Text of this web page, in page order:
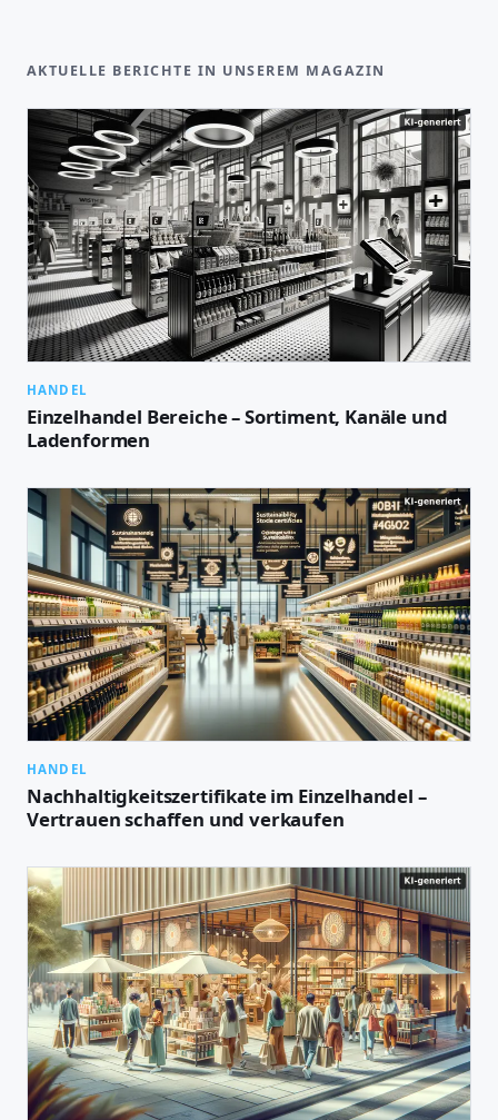
AKTUELLE BERICHTE IN UNSEREM MAGAZIN
HANDEL
Einzelhandel Bereiche – Sortiment, Kanäle und
Ladenformen
HANDEL
Nachhaltigkeitszertifikate im Einzelhandel –
Vertrauen schaffen und verkaufen